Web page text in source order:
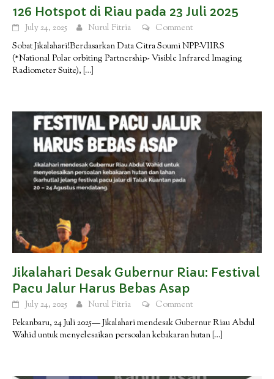
126 Hotspot di Riau pada 23 Juli 2025
July 24, 2025 Nurul Fitria
Comment
Sobat Jikalahari!Berdasarkan Data Citra Soumi NPP-VIIRS
(*National Polar orbiting Partnership- Visible Infrared Imaging
Radiometer Suite), […]
Jikalahari Desak Gubernur Riau: Festival
Pacu Jalur Harus Bebas Asap
July 24, 2025 Nurul Fitria
Comment
Pekanbaru, 24 Juli 2025— Jikalahari mendesak Gubernur Riau Abdul
Wahid untuk menyelesaikan persoalan kebakaran hutan […]